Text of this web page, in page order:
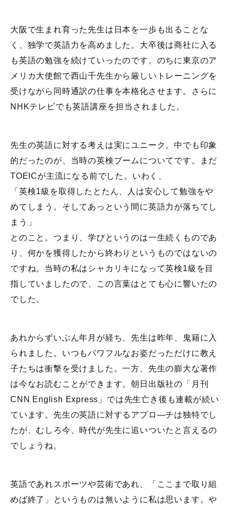
大阪で生まれ育った先生は日本を一歩も出ることな
く、独学で英語力を高めました。大卒後は商社に入る
も英語の勉強を続けていったのです。のちに東京のア
メリカ大使館で西山千先生から厳しいトレーニングを
受けながら同時通訳の仕事を本格化させます。さらに
NHKテレビでも英語講座を担当されました。
先生の英語に対する考えは実にユニーク。中でも印象
的だったのが、当時の英検ブームについてです。まだ
TOEICが主流になる前でした。いわく、
「英検1級を取得したとたん、人は安心して勉強をや
めてしまう。そしてあっという間に英語力が落ちてし
まう」
とのこと。つまり、学びというのは一生続くものであ
り、何かを獲得したから終わりというものではないの
ですね。当時の私はシャカリキになって英検1級を目
指していましたので、この言葉はとても心に響いたの
でした。
あれからずいぶん年月が経ち、先生は昨年、鬼籍に入
られました。いつもパワフルなお姿だっただけに教え
子たちは衝撃を受けました。一方、先生の膨大な著作
は今なお読むことができます。朝日出版社の「月刊
CNN English Express」では先生亡き後も連載が続い
ています。先生の英語に対するアプロ―チは独特でし
たが、むしろ今、時代が先生に追いついたと言えるの
でしょうね。
英語であれスポーツや芸術であれ、「ここまで取り組
めば終了」というものは無いように私は思います。や